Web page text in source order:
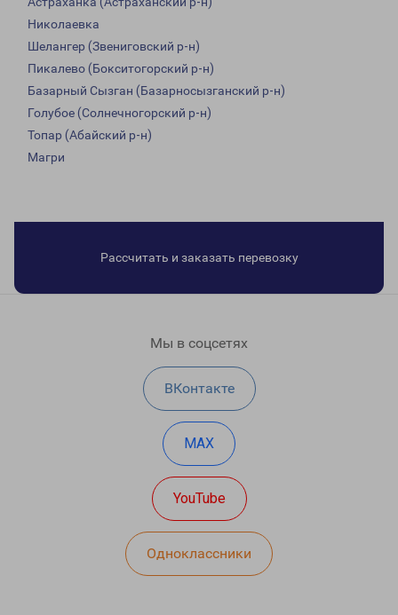
Николаевка
Шелангер (Звениговский р-н)
Пикалево (Бокситогорский р-н)
Базарный Сызган (Базарносызганский р-н)
Голубое (Солнечногорский р-н)
Топар (Абайский р-н)
Магри
Рассчитать и заказать перевозку
Мы в соцсетях
ВКонтакте
MAX
YouTube
Одноклассники